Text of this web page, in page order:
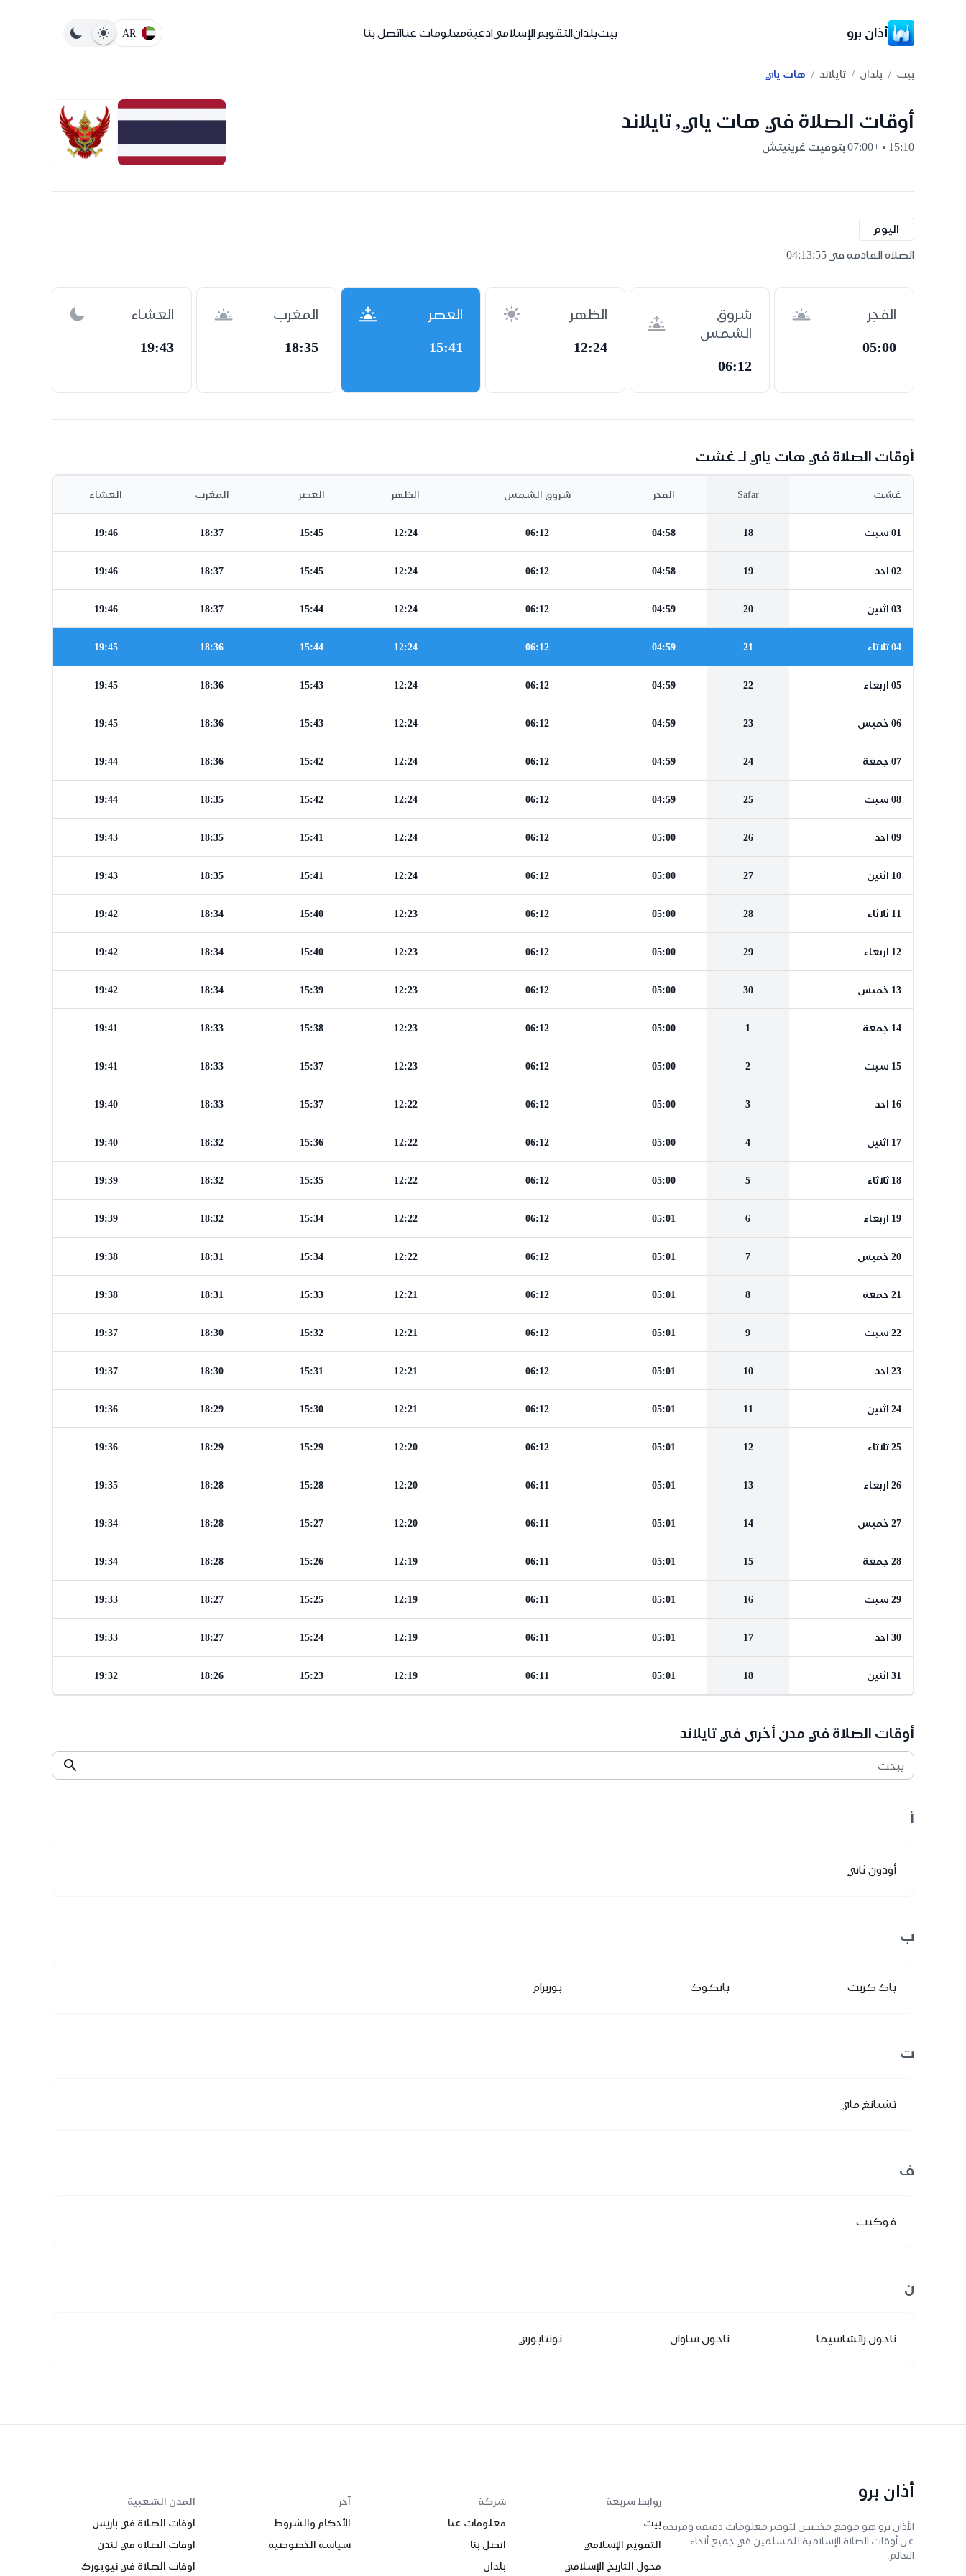
أذان برو بيتبلدانالتقويم الإسلاميادعيةمعلومات عنااتصل بنا AR
بيت / بلدان / تايلاند / هات ياي
أوقات الصلاة في هات ياي, تايلاند
15:10 • +07:00 بتوقيت غرينيتش
اليوم
الصلاة القادمة في 04:13:55
الفجر
05:00
شروق
الشمس
06:12
الظهر
12:24
العصر
15:41
المغرب
18:35
العشاء
19:43
أوقات الصلاة في هات ياي لـ غشت
غشت Safar الفجر شروق الشمس الظهر العصر المغرب العشاء
01 سبت 18
04:58
06:12
12:24
15:45
18:37
19:46
02 احد 19
04:58
06:12
12:24
15:45
18:37
19:46
03 اثنين 20
04:59
06:12
12:24
15:44
18:37
19:46
04 ثلاثاء 21
04:59
06:12
12:24
15:44
18:36
19:45
05 اربعاء 22
04:59
06:12
12:24
15:43
18:36
19:45
06 خميس 23
04:59
06:12
12:24
15:43
18:36
19:45
07 جمعة 24
04:59
06:12
12:24
15:42
18:36
19:44
08 سبت 25
04:59
06:12
12:24
15:42
18:35
19:44
09 احد 26
05:00
06:12
12:24
15:41
18:35
19:43
10 اثنين 27
05:00
06:12
12:24
15:41
18:35
19:43
11 ثلاثاء 28
05:00
06:12
12:23
15:40
18:34
19:42
12 اربعاء 29
05:00
06:12
12:23
15:40
18:34
19:42
13 خميس 30
05:00
06:12
12:23
15:39
18:34
19:42
14 جمعة 1
05:00
06:12
12:23
15:38
18:33
19:41
15 سبت 2
05:00
06:12
12:23
15:37
18:33
19:41
16 احد 3
05:00
06:12
12:22
15:37
18:33
19:40
17 اثنين 4
05:00
06:12
12:22
15:36
18:32
19:40
18 ثلاثاء 5
05:00
06:12
12:22
15:35
18:32
19:39
19 اربعاء 6
05:01
06:12
12:22
15:34
18:32
19:39
20 خميس 7
05:01
06:12
12:22
15:34
18:31
19:38
21 جمعة 8
05:01
06:12
12:21
15:33
18:31
19:38
22 سبت 9
05:01
06:12
12:21
15:32
18:30
19:37
23 احد 10
05:01
06:12
12:21
15:31
18:30
19:37
24 اثنين 11
05:01
06:12
12:21
15:30
18:29
19:36
25 ثلاثاء 12
05:01
06:12
12:20
15:29
18:29
19:36
26 اربعاء 13
05:01
06:11
12:20
15:28
18:28
19:35
27 خميس 14
05:01
06:11
12:20
15:27
18:28
19:34
28 جمعة 15
05:01
06:11
12:19
15:26
18:28
19:34
29 سبت 16
05:01
06:11
12:19
15:25
18:27
19:33
30 احد 17
05:01
06:11
12:19
15:24
18:27
19:33
31 اثنين 18
05:01
06:11
12:19
15:23
18:26
19:32
أوقات الصلاة في مدن أخرى في تايلاند
يبحث
أ
أودون ثاني
ب
باك كريت بانكوك بوريرام
ت
تشيانغ ماي
ف
فوكيت
ن
ناخون راتشاسيما ناخون ساوان نونثابوري
أذان برو
الأذان برو هو موقع مخصص لتوفير معلومات دقيقة ومريحة
عن أوقات الصلاة الإسلامية للمسلمين في جميع أنحاء
العالم.
روابط سريعة
بيت
التقويم الإسلامي
محول التاريخ الإسلامي
شركة
معلومات عنا
اتصل بنا
بلدان
آخر
الأحكام والشروط
سياسة الخصوصية
المدن الشعبية
اوقات الصلاة في باريس
اوقات الصلاة في لندن
اوقات الصلاة في نيويورك